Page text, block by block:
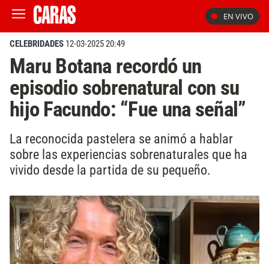
EN VIVO
CELEBRIDADES 12-03-2025 20:49
Maru Botana recordó un
episodio sobrenatural con su
hijo Facundo: “Fue una señal”
La reconocida pastelera se animó a hablar
sobre las experiencias sobrenaturales que ha
vivido desde la partida de su pequeño.